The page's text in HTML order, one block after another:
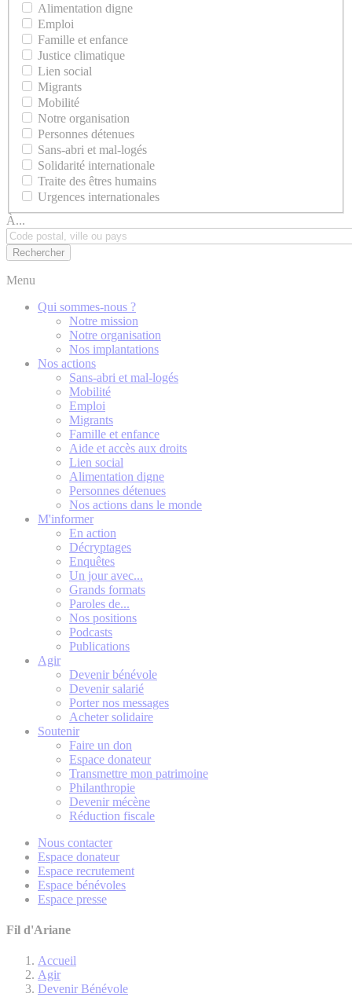
Alimentation digne
Emploi
Famille et enfance
Justice climatique
Lien social
Migrants
Mobilité
Notre organisation
Personnes détenues
Sans-abri et mal-logés
Solidarité internationale
Traite des êtres humains
Urgences internationales
À...
Menu
Qui sommes-nous ?
Notre mission
Notre organisation
Nos implantations
Nos actions
Sans-abri et mal-logés
Mobilité
Emploi
Migrants
Famille et enfance
Aide et accès aux droits
Lien social
Alimentation digne
Personnes détenues
Nos actions dans le monde
M'informer
En action
Décryptages
Enquêtes
Un jour avec...
Grands formats
Paroles de...
Nos positions
Podcasts
Publications
Agir
Devenir bénévole
Devenir salarié
Porter nos messages
Acheter solidaire
Soutenir
Faire un don
Espace donateur
Transmettre mon patrimoine
Philanthropie
Devenir mécène
Réduction fiscale
Nous contacter
Espace donateur
Espace recrutement
Espace bénévoles
Espace presse
Fil d'Ariane
Accueil
Agir
Devenir Bénévole